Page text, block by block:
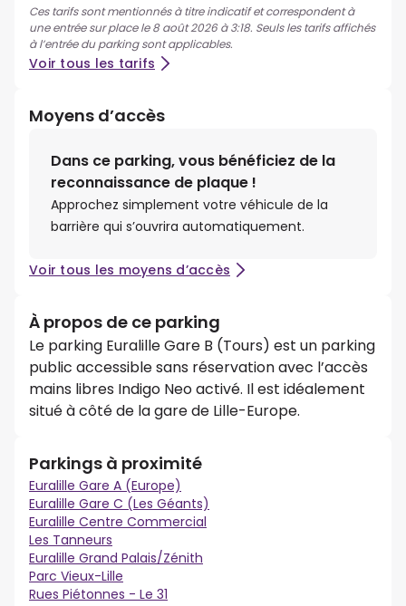
Ces tarifs sont mentionnés à titre indicatif et correspondent à
une entrée sur place le 8 août 2026 à 3:18. Seuls les tarifs affichés
à l’entrée du parking sont applicables.
Voir tous les tarifs
Moyens d’accès
Dans ce parking, vous bénéficiez de la
reconnaissance de plaque !
Approchez simplement votre véhicule de la
barrière qui s’ouvrira automatiquement.
Voir tous les moyens d’accès
À propos de ce parking
Le parking Euralille Gare B (Tours) est un parking
public accessible sans réservation avec l’accès
mains libres Indigo Neo activé. Il est idéalement
situé à côté de la gare de Lille-Europe.
Parkings à proximité
Euralille Gare A (Europe)
Euralille Gare C (Les Géants)
Euralille Centre Commercial
Les Tanneurs
Euralille Grand Palais/Zénith
Parc Vieux-Lille
Rues Piétonnes - Le 31